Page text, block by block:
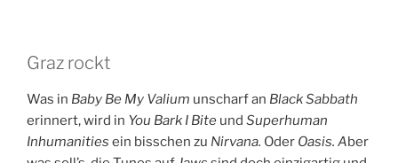
Graz rockt
Was in Baby Be My Valium unscharf an Black Sabbath
erinnert, wird in You Bark I Bite und Superhuman
Inhumanities ein bisschen zu Nirvana. Oder Oasis. Aber